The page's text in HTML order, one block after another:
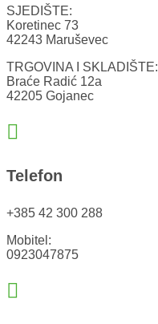
SJEDIŠTE:
Koretinec 73
42243 Maruševec
TRGOVINA I SKLADIŠTE:
Braće Radić 12a
42205 Gojanec

Telefon
+385 42 300 288
Mobitel:
0923047875
